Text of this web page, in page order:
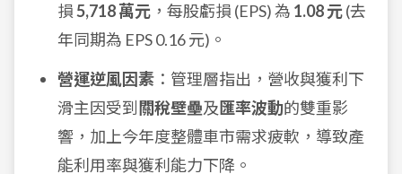
損5,718 萬元 ，每股虧損 (EPS) 為 1.08 元(去
年同期為 EPS 0.16 元)。
營運逆風因素 ：管理層指出，營收與獲利下
滑主因受到 關稅壁壘及匯率波動的雙重影
響，加上今年度整體車市需求疲軟，導致產
能利用率與獲利能力下降。